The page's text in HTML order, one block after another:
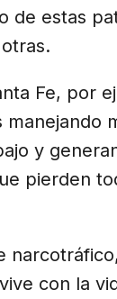
de estas
Fe, por
y
pierden
con la